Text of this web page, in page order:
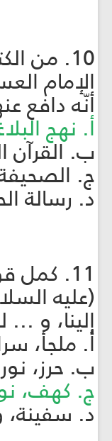
10. من
الإمام
أنّه دافع
أ. نهج
ب. القرآن
ج.
د. رسالة
11. كمل
(عليه
إلينا، و
أ. ملجأ،
ب. حرز، نور
ج. كهف،
د. سفينة،